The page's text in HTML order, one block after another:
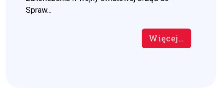
Spraw...
Więcej…